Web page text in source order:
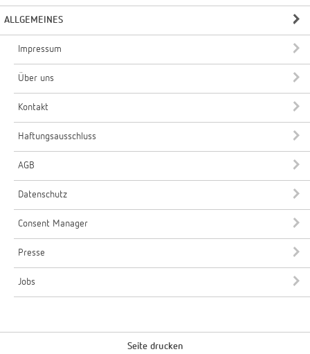
ALLGEMEINES
Impressum
Über uns
Kontakt
Haftungsausschluss
AGB
Datenschutz
Consent Manager
Presse
Jobs
Seite drucken